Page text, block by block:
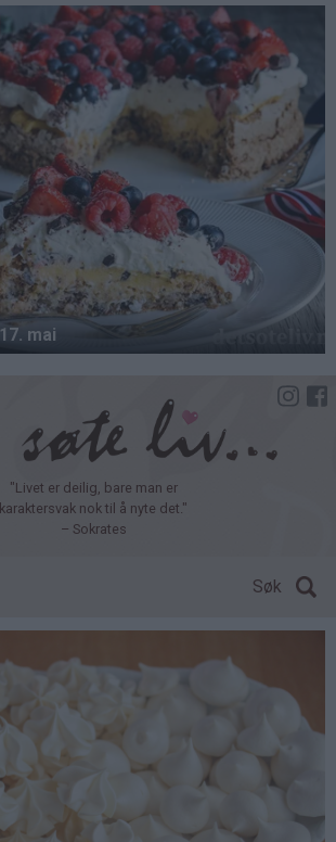
"Livet er deilig, bare man er
karaktersvak nok til å nyte det."
– Sokrates
Søk